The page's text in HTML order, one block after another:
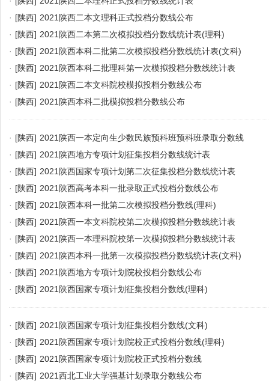
· [陕西] 2021陕西二本文理科正式投档分数线公布
· [陕西] 2021陕西二本第二次模拟投档分数线统计表(理科)
· [陕西] 2021陕西本科二批第二次模拟投档分数线统计表(文科)
· [陕西] 2021陕西本科二批理科第一次模拟投档分数线统计表
· [陕西] 2021陕西二本文科院校模拟投档分数线公布
· [陕西] 2021陕西本科二批模拟投档分数线公布
· [陕西] 2021陕西一本定向生少数民族预科班预科班录取分数线
· [陕西] 2021陕西地方专项计划征集投档分数线统计表
· [陕西] 2021陕西国家专项计划第二次征集投档分数线统计表
· [陕西] 2021陕西高考本科一批录取正式投档分数线公布
· [陕西] 2021陕西本科一批第二次模拟投档分数线(理科)
· [陕西] 2021陕西一本文科院校第二次模拟投档分数线统计表
· [陕西] 2021陕西一本理科院校第一次模拟投档分数线统计表
· [陕西] 2021陕西本科一批第一次模拟投档分数线统计表(文科)
· [陕西] 2021陕西地方专项计划院校投档分数线公布
· [陕西] 2021陕西国家专项计划征集投档分数线(理科)
· [陕西] 2021陕西国家专项计划征集投档分数线(文科)
· [陕西] 2021陕西国家专项计划院校正式投档分数线(理科)
· [陕西] 2021陕西国家专项计划院校正式投档分数线
· [陕西] 2021西北工业大学强基计划录取分数线公布